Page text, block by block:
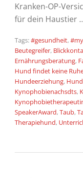
Kranken-OP-
für dein Haustier
Tags:#gesundheit,
Beutegreifer,
Ernährungsberatung,
Hund findet keine
Hundeerziehung,
Kynophobienachsdts,
SpeakerAward,Taub,
Therapiehund,